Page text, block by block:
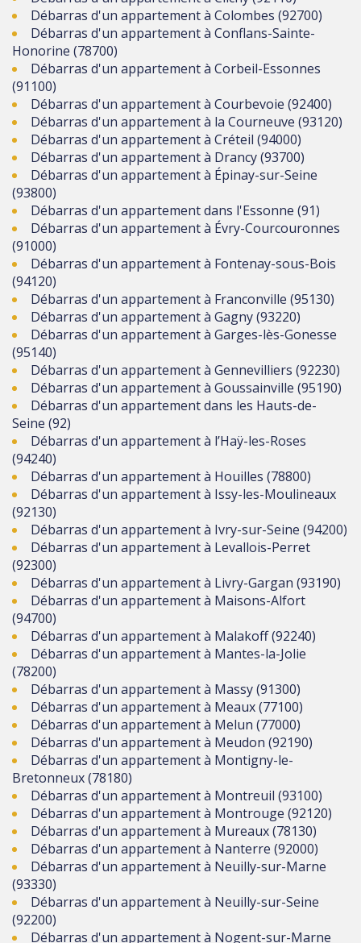
Débarras d'un appartement à Colombes (92700)
Débarras d'un appartement à Conflans-Sainte-
Honorine (78700)
Débarras d'un appartement à Corbeil-Essonnes
(91100)
Débarras d'un appartement à Courbevoie (92400)
Débarras d'un appartement à la Courneuve (93120)
Débarras d'un appartement à Créteil (94000)
Débarras d'un appartement à Drancy (93700)
Débarras d'un appartement à Épinay-sur-Seine
(93800)
Débarras d'un appartement dans l'Essonne (91)
Débarras d'un appartement à Évry-Courcouronnes
(91000)
Débarras d'un appartement à Fontenay-sous-Bois
(94120)
Débarras d'un appartement à Franconville (95130)
Débarras d'un appartement à Gagny (93220)
Débarras d'un appartement à Garges-lès-Gonesse
(95140)
Débarras d'un appartement à Gennevilliers (92230)
Débarras d'un appartement à Goussainville (95190)
Débarras d'un appartement dans les Hauts-de-
Seine (92)
Débarras d'un appartement à l’Haÿ-les-Roses
(94240)
Débarras d'un appartement à Houilles (78800)
Débarras d'un appartement à Issy-les-Moulineaux
(92130)
Débarras d'un appartement à Ivry-sur-Seine (94200)
Débarras d'un appartement à Levallois-Perret
(92300)
Débarras d'un appartement à Livry-Gargan (93190)
Débarras d'un appartement à Maisons-Alfort
(94700)
Débarras d'un appartement à Malakoff (92240)
Débarras d'un appartement à Mantes-la-Jolie
(78200)
Débarras d'un appartement à Massy (91300)
Débarras d'un appartement à Meaux (77100)
Débarras d'un appartement à Melun (77000)
Débarras d'un appartement à Meudon (92190)
Débarras d'un appartement à Montigny-le-
Bretonneux (78180)
Débarras d'un appartement à Montreuil (93100)
Débarras d'un appartement à Montrouge (92120)
Débarras d'un appartement à Mureaux (78130)
Débarras d'un appartement à Nanterre (92000)
Débarras d'un appartement à Neuilly-sur-Marne
(93330)
Débarras d'un appartement à Neuilly-sur-Seine
(92200)
Débarras d'un appartement à Nogent-sur-Marne